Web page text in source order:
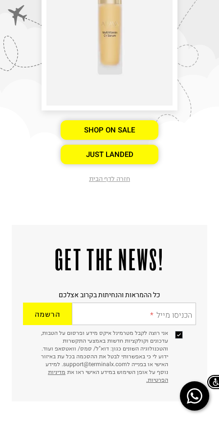
SHOP ON SALE
JUST LANDED
חזרה לדף הבית
!GET THE NEWS
כל ההמראות והנחיתות בקרוב אצלכם
הכניסו מייל הרשמה
אני רוצה לקבל מטרמינל איקס מידע ופרסום על הטבות,
עדכונים וקולקציות חדשות באמצעי התקשרות
והטכנולוגיה השונים כגון: דוא"ל/ סמס/ וואטסאפ ועוד.
ידוע לי כי באפשרותי לבטל את ההסכמה בכל עת באיזור
האישי או בפנייה לsupport@terminalx.com. למידע
נוסף על אופן השימוש במידע האישי ראו את מדיניות
הפרטיות.
Chat on WhatsApp